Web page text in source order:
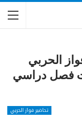
الحربي
فصل دراسي
تحاضير فواز الحربي